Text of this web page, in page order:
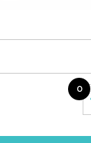
0